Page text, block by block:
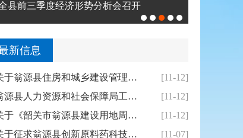
县前三季度经济形势分析会召开
新信息
关于翁源县住房和城乡建设管理局启动老城区和老...
[11-12]
翁源县人力资源和社会保障局工伤认定文书送达公...
[11-12]
关于《韶关市翁源县建设用地周转规模使用方案（...
[11-12]
关于征求翁源县创新原料药科技产业园道路命名意...
[11-07]